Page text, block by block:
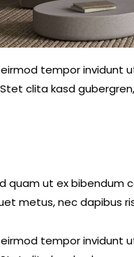
tempor invidunt
clita kasd
ut ex bibendum
metus, nec dapibus
tempor invidunt